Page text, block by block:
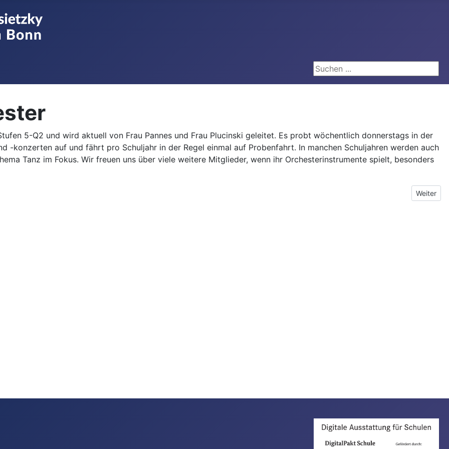
Seite durchsuchen
5-Q2 und wird aktuell von Frau Pannes und Frau Plucinski geleitet. Es probt wöchentlich donnerstags in der
-konzerten auf und fährt pro Schuljahr in der Regel einmal auf Probenfahrt. In manchen Schuljahren werden auch
Tanz im Fokus. Wir freuen uns über viele weitere Mitglieder, wenn ihr Orchesterinstrumente spielt, besonders
Nächster
Weiter